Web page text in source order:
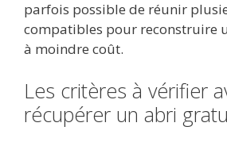
parfois possible de réunir
compatibles pour reconstruire
à moindre coût.
Les critères à vérifier
récupérer un abri